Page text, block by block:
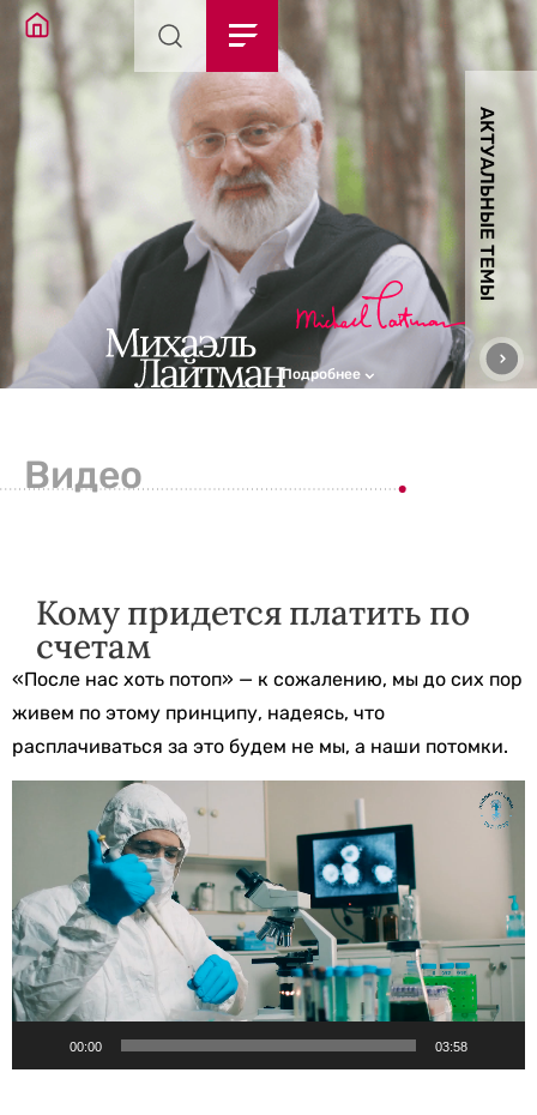
АКТУАЛЬНЫЕ ТЕМЫ
Подробнее
Видео
Кому придется платить по
счетам
«После нас хоть потоп» — к сожалению, мы до сих пор
живем по этому принципу, надеясь, что
расплачиваться за это будем не мы, а наши потомки.
Видеоплеер
00:00 03:58